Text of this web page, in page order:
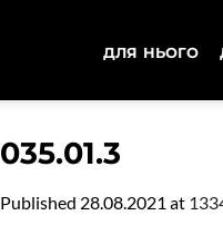
ДЛЯ НЬОГО
035.01.3
Published 28.08.2021 at